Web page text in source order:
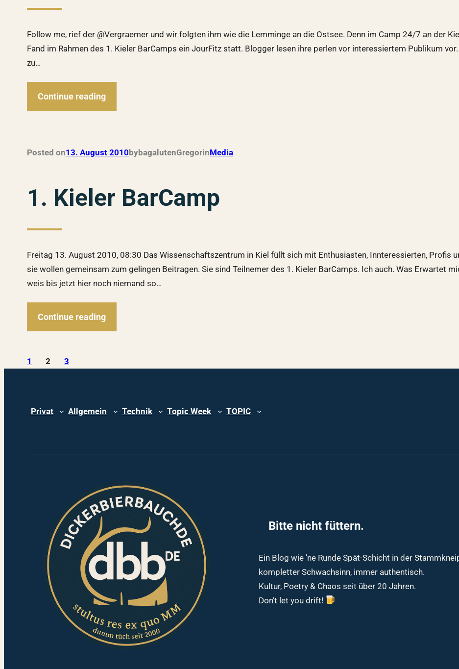
Follow me, rief der @Vergraemer und wir folgten ihm wie die Lemminge an die Ostsee. Denn im Camp 24/7 an der
Fand im Rahmen des 1. Kieler BarCamps ein JourFitz statt. Blogger lesen ihre perlen vor interessiertem Publikum
zu…
Continue reading
Posted on13. August 2010 bybagalutenGregorinMedia
1. Kieler BarCamp
Freitag 13. August 2010, 08:30 Das Wissenschaftszentrum in Kiel füllt sich mit Enthusiasten, Innteressierten, Profis
sie wollen gemeinsam zum gelingen Beitragen. Sie sind Teilnemer des 1. Kieler BarCamps. Ich auch. Was Erwartet
weis bis jetzt hier noch niemand so…
Continue reading
1 2 3
Privat Allgemein Technik Topic Week TOPIC
Bitte nicht füttern.
Ein Blog wie ’ne Runde Spät-Schicht in der
kompletter Schwachsinn, immer authentisch.
Kultur, Poetry & Chaos seit über 20 Jahren.
Don’t let you drift!